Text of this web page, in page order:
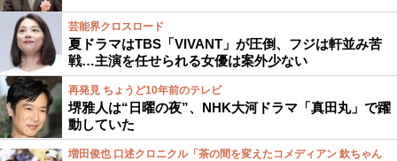
芸能界クロスロード
夏ドラマはTBS「VIVANT」が圧倒、フジは軒並み苦
戦…主演を任せられる女優は案外少ない
再発見 ちょうど10年前のテレビ
堺雅人は“日曜の夜”、NHK大河ドラマ「真田丸」で躍
動していた
増田俊也 口述クロニクル「茶の間を変えたコメディアン 欽ちゃん